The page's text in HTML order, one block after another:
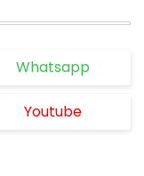
Whatsapp
Youtube